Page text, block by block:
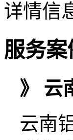
详情信
服务
》 云
云南